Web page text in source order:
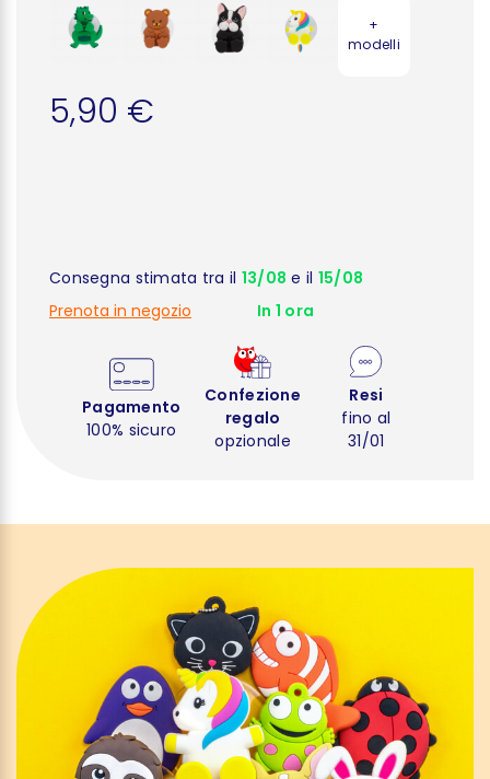
+
modelli
5,90 €
Consegna stimata tra il 13/08 e il 15/08
Prenota in negozio
In 1 ora
Pagamento
100% sicuro
Confezione
regalo
opzionale
Resi
fino al
31/01